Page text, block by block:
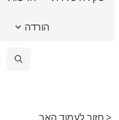
הורדה
< חזור לעמוד האב